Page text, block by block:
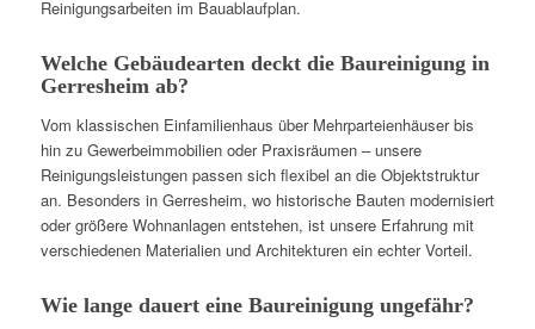
Reinigungsarbeiten im Bauablaufplan.
Welche Gebäudearten deckt die Baureinigung in
Gerresheim ab?
Vom klassischen Einfamilienhaus über Mehrparteienhäuser bis
hin zu Gewerbeimmobilien oder Praxisräumen – unsere
Reinigungsleistungen passen sich flexibel an die Objektstruktur
an. Besonders in Gerresheim, wo historische Bauten modernisiert
oder größere Wohnanlagen entstehen, ist unsere Erfahrung mit
verschiedenen Materialien und Architekturen ein echter Vorteil.
Wie lange dauert eine Baureinigung ungefähr?